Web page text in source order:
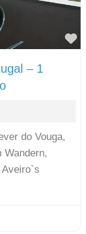
– 1
do Vouga,
Wandern,